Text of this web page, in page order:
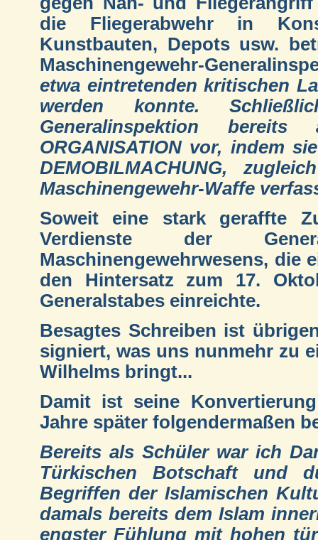
die Fliegerabwehr in
Kunstbauten, Depots usw.
Maschinengewehr-
etwa eintretenden kritischen
werden konnte.
Generalinspektion
ORGANISATION vor, indem
DEMOBILMACHUNG,
Maschinengewehr-Waffe
Soweit eine stark geraffte
Verdienste der
Maschinengewehrwesens, die
den Hintersatz zum 17.
Generalstabes einreichte.
Besagtes Schreiben ist
signiert, was uns nunmehr zu
Wilhelms bringt...
Damit ist seine
Jahre später folgendermaßen
Bereits als Schüler war ich
Türkischen Botschaft und
Begriffen der Islamischen
damals bereits dem Islam
engster Fühlung mit hohen